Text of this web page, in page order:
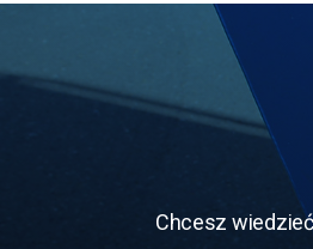
Chcesz